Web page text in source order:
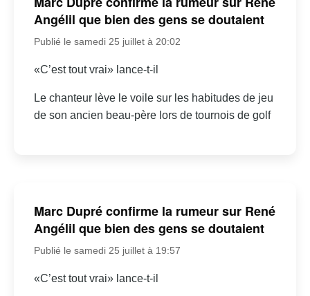
Angélil que bien des gens se doutaient
Publié le samedi 25 juillet à 20:02
«C’est tout vrai» lance-t-il
Le chanteur lève le voile sur les habitudes de jeu
de son ancien beau-père lors de tournois de golf
Marc Dupré confirme la rumeur sur René
Angélil que bien des gens se doutaient
Publié le samedi 25 juillet à 19:57
«C’est tout vrai» lance-t-il